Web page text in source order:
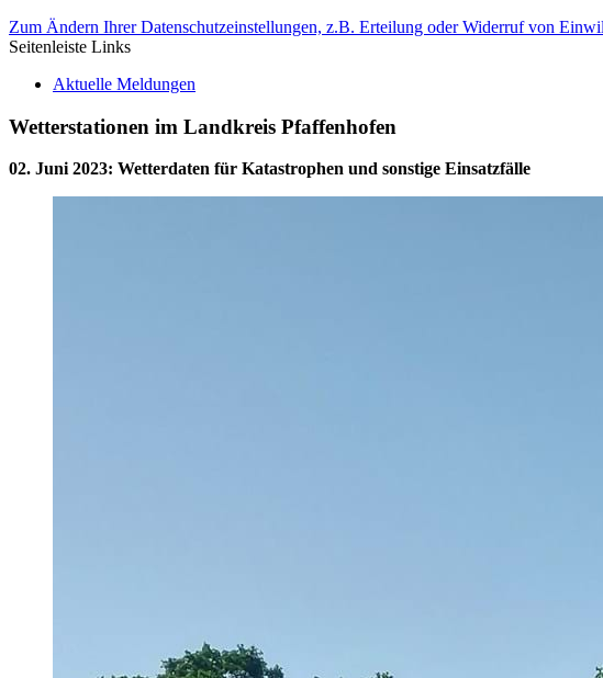
Zum Ändern Ihrer Datenschutzeinstellungen, z.B. Erteilung oder Widerruf von
Seitenleiste Links
Aktuelle Meldungen
Wetterstationen im Landkreis Pfaffenhofen
02. Juni 2023: Wetterdaten für Katastrophen und sonstige Einsatzfälle